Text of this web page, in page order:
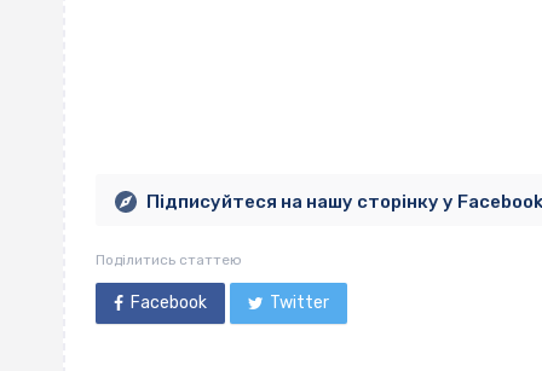
Підписуйтеся на нашу сторінку у Facebook
Поділитись статтею
Facebook Twitter